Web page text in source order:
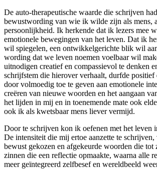
De auto-therapeutische waarde die schrijven
bewustwording van wie ik wilde zijn als mens,
persoonlijkheid. Ik herkende dat ik lezers mee
emotionele bewegingen van het leven. Dat ik
wil spiegelen, een ontwikkelgerichte blik wil
wording dat we leven noemen voelbaar wil
uitnodigen creatief en compassievol te denken
schrijfstem die hierover verhaalt, durfde positief
door volmoedig toe te geven aan emotionele
creëren van nieuwe woorden en het aangaan
het lijden in mij en in toenemende mate ook
ook ik als kwetsbaar mens liever vermijd.
Door te schrijven kon ik oefenen met het leven
De intensiteit die mij ertoe aanzette te
bewust gekozen en afgekeurde woorden die tot
zinnen die een reflectie opmaakte, waarna alle
meer geïntegreerd zelfbesef en wereldbeeld